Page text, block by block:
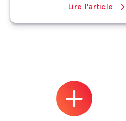
Lire l'article